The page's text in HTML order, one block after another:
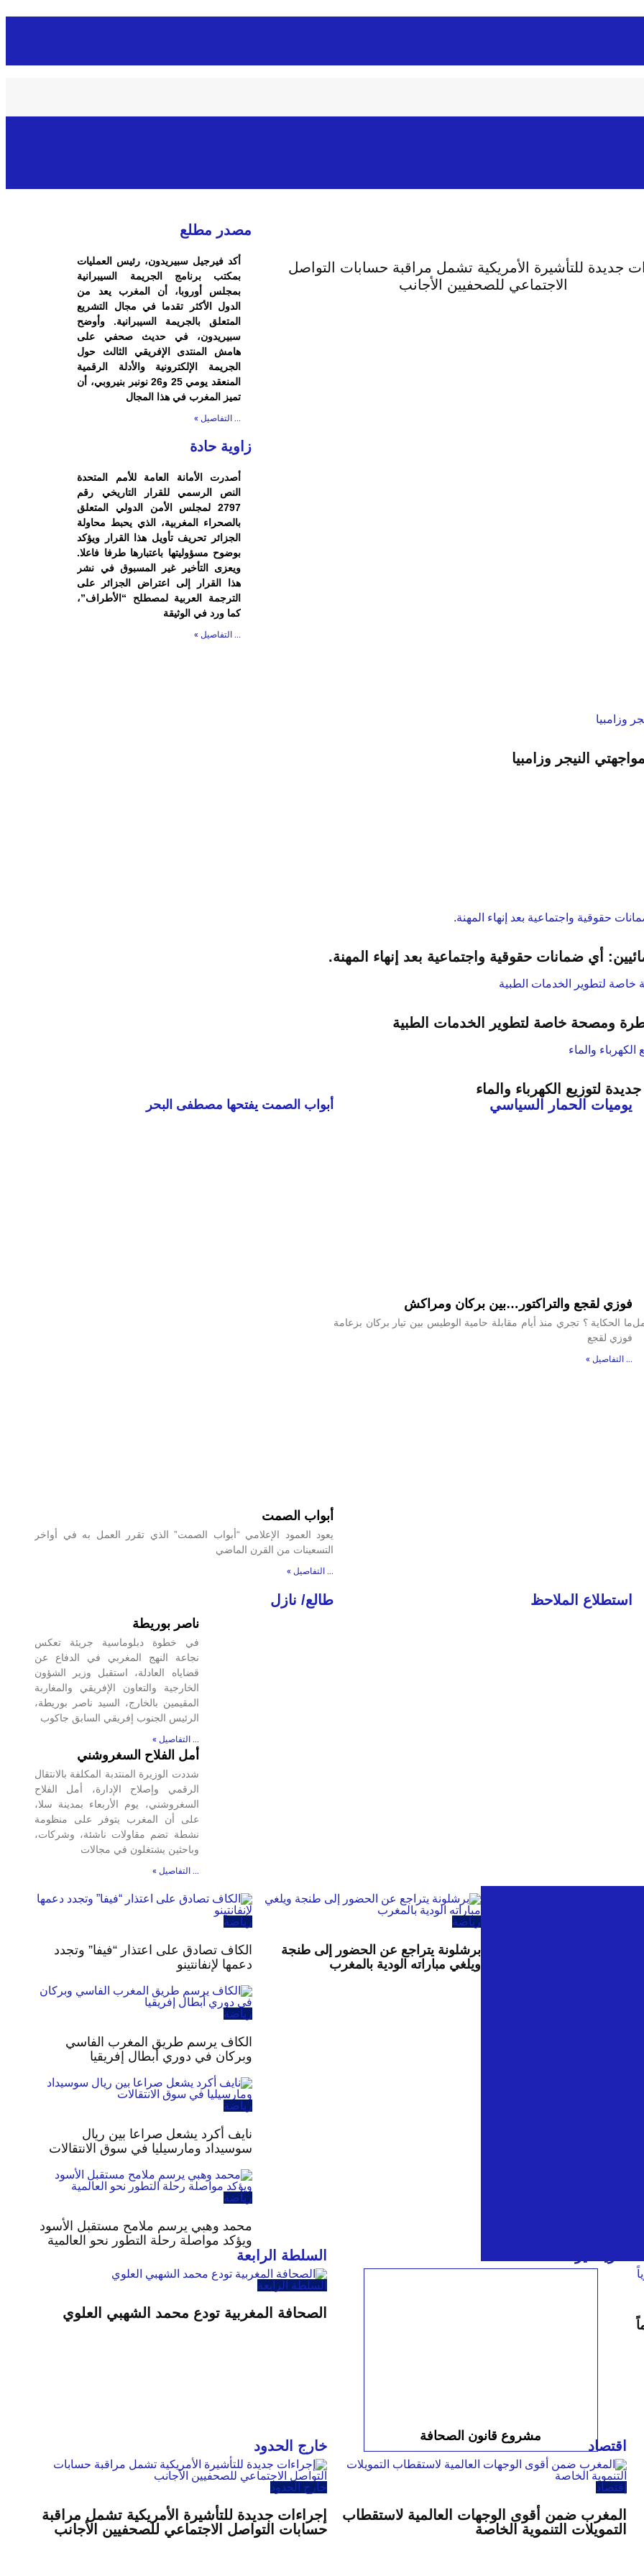
جديدة للتأشيرة الأمريكية تشمل مراقبة حسابات التواصل
الاجتماعي للصحفيين الأجانب
برشلونة يتراجع عن الحضور إلى طنجة
مصدر مطلع
أكد فيرجيل سبيريدون، رئيس العمليات
بمكتب برنامج الجريمة السيبرانية
بمجلس أوروبا، أن المغرب يعد من
الدول الأكثر تقدما في مجال التشريع
المتعلق بالجريمة السيبرانية. وأوضح
سبيريدون، في حديث صحفي على
هامش المنتدى الإفريقي الثالث حول
الجريمة الإلكترونية والأدلة الرقمية
المنعقد يومي 25 و26 نونبر بنيروبي، أن
تميز المغرب في هذا المجال
... التفاصيل »
زاوية حادة
أصدرت الأمانة العامة للأمم المتحدة
النص الرسمي للقرار التاريخي رقم
2797 لمجلس الأمن الدولي المتعلق
بالصحراء المغربية، الذي يحبط محاولة
الجزائر تحريف تأويل هذا القرار ويؤكد
بوضوح مسؤوليتها باعتبارها طرفا فاعلا.
ويعزى التأخير غير المسبوق في نشر
هذا القرار إلى اعتراض الجزائر على
الترجمة العربية لمصطلح “الأطراف”،
كما ورد في الوثيقة
... التفاصيل »
النيجر وزامبيا
أي ضمانات حقوقية واجتماعية بعد إنهاء المهنة.
ومصحة خاصة لتطوير الخدمات الطبية
لتوزيع الكهرباء والماء
يوميات الحمار السياسي
فوزي لقجع والتراكتور…بين بركان ومراكش
ما الحكاية ؟ تجري منذ أيام مقابلة حامية الوطيس بين تيار بركان بزعامة
فوزي لقجع
... التفاصيل »
أبواب الصمت يفتحها مصطفى البحر
أبواب الصمت
يعود العمود الإعلامي “أبواب الصمت” الذي تقرر العمل به في أواخر
التسعينات من القرن الماضي
... التفاصيل »
استطلاع الملاحظ طالع/ نازل
ناصر بوريطة
في خطوة دبلوماسية جريئة تعكس
نجاعة النهج المغربي في الدفاع عن
قضاياه العادلة، استقبل وزير الشؤون
الخارجية والتعاون الإفريقي والمغاربة
المقيمين بالخارج، السيد ناصر بوريطة،
الرئيس الجنوب إفريقي السابق جاكوب
... التفاصيل »
أمل الفلاح السغروشني
شددت الوزيرة المنتدبة المكلفة بالانتقال
الرقمي وإصلاح الإدارة، أمل الفلاح
السغروشني، يوم الأربعاء بمدينة سلا،
على أن المغرب يتوفر على منظومة
نشطة تضم مقاولات ناشئة، وشركات،
وباحثين يشتغلون في مجالات
... التفاصيل »
رياضة
برشلونة يتراجع عن الحضور إلى طنجة
ويلغي مباراته الودية بالمغرب
رياضة
الكاف تصادق على اعتذار “فيفا” وتجدد
دعمها لإنفانتينو
رياضة
الكاف يرسم طريق المغرب الفاسي
وبركان في دوري أبطال إفريقيا
رياضة
نايف أكرد يشعل صراعا بين ريال
سوسيداد ومارسيليا في سوق الانتقالات
رياضة
محمد وهبي يرسم ملامح مستقبل الأسود
ويؤكد مواصلة رحلة التطور نحو العالمية
مشروع قانون الصحافة
السلطة الرابعة
السلطة الرابعة
الصحافة المغربية تودع محمد الشهبي العلوي
اقتصاد
إقتصاد
المغرب ضمن أقوى الوجهات العالمية لاستقطاب
التمويلات التنموية الخاصة
خارج الحدود
خارج الحدود
إجراءات جديدة للتأشيرة الأمريكية تشمل مراقبة
حسابات التواصل الاجتماعي للصحفيين الأجانب